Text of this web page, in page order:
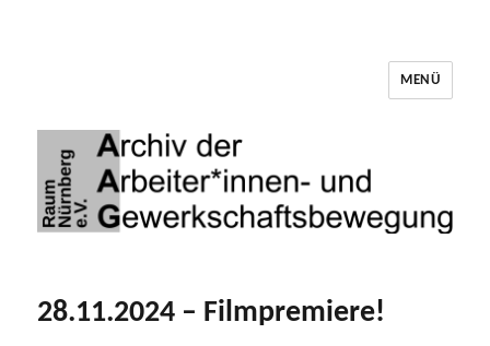
Gewerkschaftsbewegung Raum Nürnberg
MENÜ
28.11.2024 – Filmpremiere!